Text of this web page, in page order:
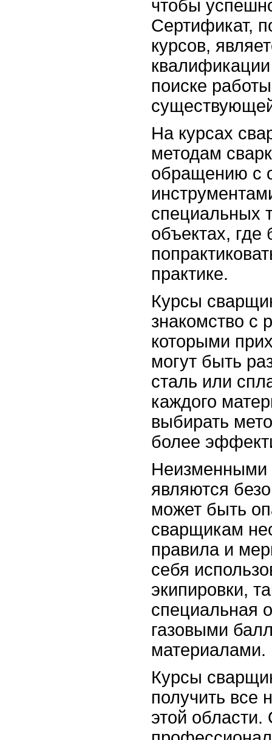
чтобы
Сертификат,
курсов,
поиске
На курсах
методам
обращению с
специальных
объектах,
практике.
Курсы
знакомство с
которыми
могут быть
сталь или
каждого
выбирать
более
Неизменными
являются
может быть
сварщикам
правила и
себя
экипировки,
специальная
газовыми
материалами.
Курсы
получить все
этой